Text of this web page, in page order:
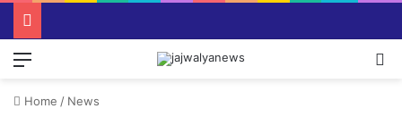
Menu
Home / News